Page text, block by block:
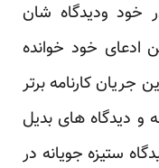
خود ودیدگاه شان
ادعای خود خوانده
کارنامه برتر
و دیدگاه های بدیل
ستیزه جویانه در